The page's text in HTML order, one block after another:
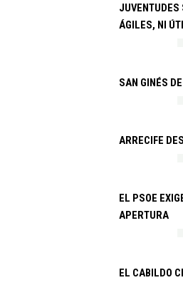
JUVENTUDES
ÁGILES, NI
SAN GINÉS
ARRECIFE
EL PSOE
APERTURA
EL CABILDO